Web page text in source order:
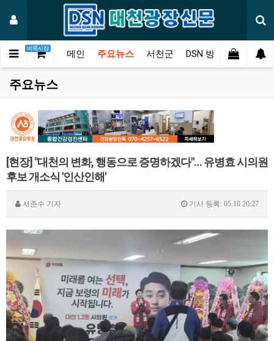
벼룩시장
메인 주요뉴스 서천군 DSN 방송 오피니언
주요뉴스
[현장] "대천의 변화, 행동으로 증명하겠다"… 유병효 시의원
후보 개소식 '인산인해'
서준수 기자 기사 등록: 05.10 20:27